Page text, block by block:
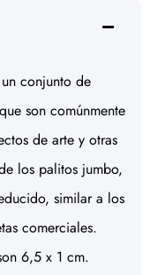
conjunto de
son comúnmente
de arte y otras
los palitos jumbo,
similar a los
comerciales.
6,5 x 1 cm.